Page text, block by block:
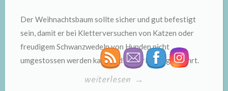
Der Weihnachtsbaum sollte sicher und gut befestigt
sein, damit er bei Kletterversuchen von Katzen oder
freudigem Schwanzwedeln von Hunden nicht
umgestossen werden kann und zu Verletzungen führt.
„Weihnachten
weiterlesen →